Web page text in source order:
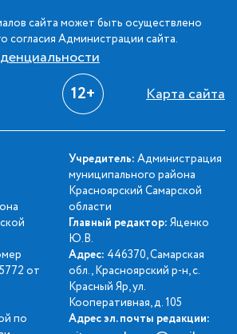
сайта может быть осуществлено
согласия Администрации сайта.
12+ Карта сайта
от
по
Учредитель: Администрация
муниципального района
Красноярский Самарской
области
Главный редактор: Яценко
Ю.В.
Адрес: 446370, Самарская
обл., Красноярский р-н, с.
Красный Яр, ул.
Кооперативная, д. 105
Адрес эл. почты редакции: